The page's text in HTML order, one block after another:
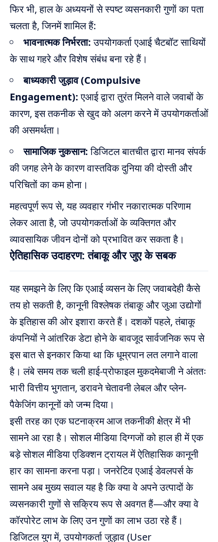
फिर भी, हाल के अध्ययनों से स्पष्ट व्यसनकारी गुणों का पता
चलता है, जिनमें शामिल हैं:
भावनात्मक निर्भरता:उपयोगकर्ता एआई चैटबॉट साथियों
के साथ गहरे और विशेष संबंध बना रहे हैं।
बाध्यकारी जुड़ाव (Compulsive
Engagement):एआई द्वारा तुरंत मिलने वाले जवाबों के
कारण, इस तकनीक से खुद को अलग करने में उपयोगकर्ताओं
की असमर्थता।
सामाजिक नुकसान:डिजिटल बातचीत द्वारा मानव संपर्क
की जगह लेने के कारण वास्तविक दुनिया की दोस्ती और
परिचितों का कम होना।
महत्वपूर्ण रूप से, यह व्यवहार गंभीर नकारात्मक परिणाम
लेकर आता है, जो उपयोगकर्ताओं के व्यक्तिगत और
व्यावसायिक जीवन दोनों को प्रभावित कर सकता है।
ऐतिहासिक उदाहरण: तंबाकू और जुए के सबक
यह समझने के लिए कि एआई व्यसन के लिए जवाबदेही कैसे
तय हो सकती है, कानूनी विश्लेषक तंबाकू और जुआ उद्योगों
के इतिहास की ओर इशारा करते हैं। दशकों पहले, तंबाकू
कंपनियों ने आंतरिक डेटा होने के बावजूद सार्वजनिक रूप से
इस बात से इनकार किया था कि धूम्रपान लत लगाने वाला
है। लंबे समय तक चली हाई-प्रोफाइल मुकदमेबाजी ने अंततः
भारी वित्तीय भुगतान, डरावने चेतावनी लेबल और प्लेन-
पैकेजिंग कानूनों को जन्म दिया।
इसी तरह का एक घटनाक्रम आज तकनीकी क्षेत्र में भी
सामने आ रहा है। सोशल मीडिया दिग्गजों को हाल ही में एक
बड़े सोशल मीडिया एडिक्शन ट्रायल में ऐतिहासिक कानूनी
हार का सामना करना पड़ा। जनरेटिव एआई डेवलपर्स के
सामने अब मुख्य सवाल यह है कि क्या वे अपने उत्पादों के
व्यसनकारी गुणों से सक्रिय रूप से अवगत हैं—और क्या वे
कॉरपोरेट लाभ के लिए उन गुणों का लाभ उठा रहे हैं।
डिजिटल युग में, उपयोगकर्ता जुड़ाव (User